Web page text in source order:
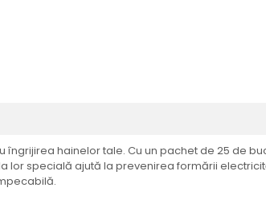
hainelor tale. Cu un pachet de 25 de
specială ajută la prevenirea formării